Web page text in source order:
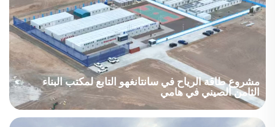
مشروع طاقة الرياح في سانتانغهو التابع لمكتب البناء
الثامن الصيني في هامي
تعرض موقع المشروع لرياح قوية، ولذلك طوّرنا حلولاً مخصصة للمنازل